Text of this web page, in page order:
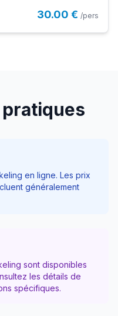
30.00 € /pers
en ligne. Les prix
généralement
sont disponibles
les détails de
spécifiques.